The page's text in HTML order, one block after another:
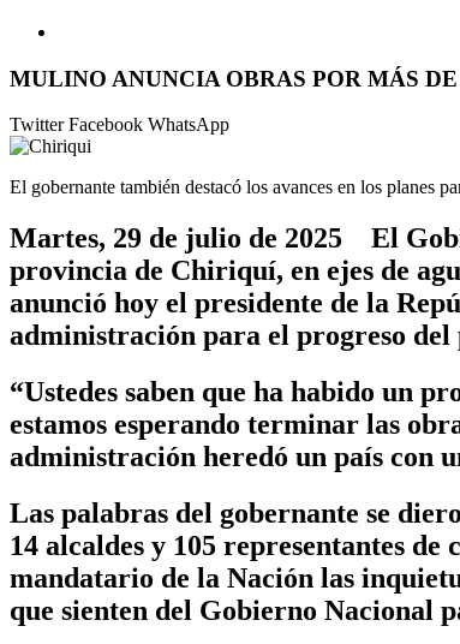
MULINO ANUNCIA OBRAS POR MÁS
TwitterFacebook WhatsApp
El gobernante también destacó los avances en los planes
Martes, 29 de julio de 2025 El
provincia de Chiriquí, en ejes de
anunció hoy el presidente de la
administración para el progreso
“Ustedes saben que ha habido un
estamos esperando terminar las
administración heredó un país con
Las palabras del gobernante se
14 alcaldes y 105 representantes
mandatario de la Nación las
que sienten del Gobierno Nacional